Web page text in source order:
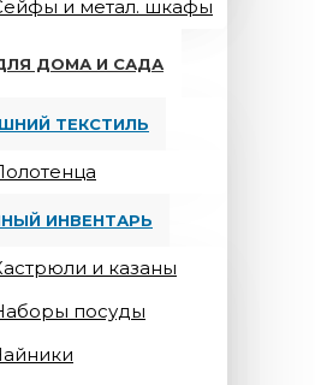
и метал. шкафы
ДОМА И САДА
ТЕКСТИЛЬ
ИНВЕНТАРЬ
и казаны
посуды